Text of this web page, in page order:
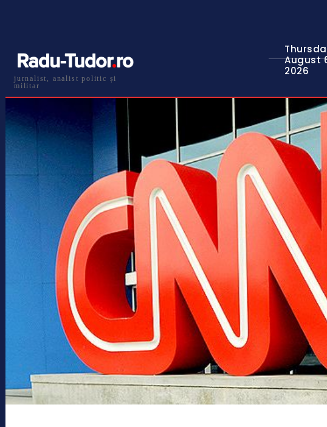
jurnalist, analist politic și
militar
August
2026